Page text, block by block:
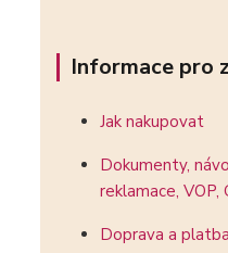
Informace pro
Jak nakupovat
Dokumenty,
reklamace, VOP,
Doprava a platba